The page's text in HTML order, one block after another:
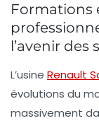
Formations
l’avenir des
L’usine Renault
évolutions du
massivement